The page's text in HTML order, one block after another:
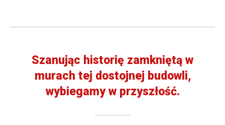
Szanując historię zamkniętą w
murach tej dostojnej budowli,
wybiegamy w przyszłość.